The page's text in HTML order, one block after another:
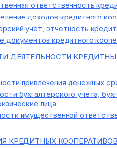
ответственность
доходов кредитного
учет, отчетность
документов кредитного
ДЕЯТЕЛЬНОСТИ
привлечения денежных
бухгалтерского учета,
лица
имущественной
КРЕДИТНЫХ КООПЕРАТИВОВ